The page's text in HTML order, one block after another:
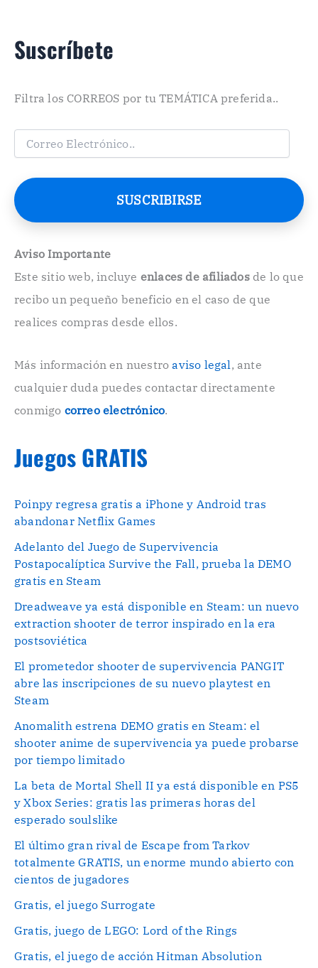
Suscríbete
Filtra los CORREOS por tu TEMÁTICA preferida..
e
o
e
t
ó
n
o
.
SUSCRIBIRSE
Aviso Importante
Este sitio web, incluye enlaces de afiliadosde lo que
recibo un pequeño beneficio en el caso de que
realices compras desde ellos.
Más información en nuestroaviso legal, ante
cualquier duda puedes contactar directamente
conmigo correo electrónico.
Juegos GRATIS
Poinpy regresa gratis a iPhone y Android tras
abandonar Netflix Games
Adelanto del Juego de Supervivencia
Postapocalíptica Survive the Fall, prueba la DEMO
gratis en Steam
Dreadweave ya está disponible en Steam: un nuevo
extraction shooter de terror inspirado en la era
postsoviética
El prometedor shooter de supervivencia PANGIT
abre las inscripciones de su nuevo playtest en
Steam
Anomalith estrena DEMO gratis en Steam: el
shooter anime de supervivencia ya puede probarse
por tiempo limitado
La beta de Mortal Shell II ya está disponible en PS5
y Xbox Series: gratis las primeras horas del
esperado soulslike
El último gran rival de Escape from Tarkov
totalmente GRATIS, un enorme mundo abierto con
cientos de jugadores
Gratis, el juego Surrogate
Gratis, juego de LEGO: Lord of the Rings
Gratis, el juego de acción Hitman Absolution